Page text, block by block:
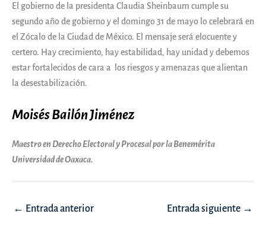
El gobierno de la presidenta Claudia Sheinbaum cumple su
segundo año de gobierno y el domingo 31 de mayo lo celebrará en
el Zócalo de la Ciudad de México. El mensaje será elocuente y
certero. Hay crecimiento, hay estabilidad, hay unidad y debemos
estar fortalecidos de cara a los riesgos y amenazas que alientan
la desestabilización.
Moisés Bailón Jiménez
Maestro en Derecho Electoral y Procesal por la Benemérita
Universidad de Oaxaca.
Navegación
← Entrada anterior Entrada siguiente →